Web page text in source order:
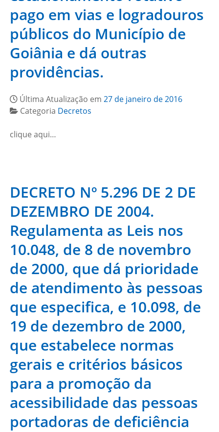
pago em vias e logradouros
públicos do Município de
Goiânia e dá outras
providências.
Última Atualização em 27 de janeiro de 2016
Categoria Decretos
clique aqui…
DECRETO Nº 5.296 DE 2 DE
DEZEMBRO DE 2004.
Regulamenta as Leis nos
10.048, de 8 de novembro
de 2000, que dá prioridade
de atendimento às pessoas
que especifica, e 10.098, de
19 de dezembro de 2000,
que estabelece normas
gerais e critérios básicos
para a promoção da
acessibilidade das pessoas
portadoras de deficiência